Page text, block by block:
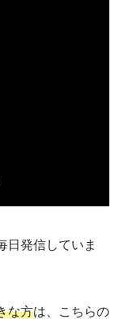
日発信していま
な方は、こちらの